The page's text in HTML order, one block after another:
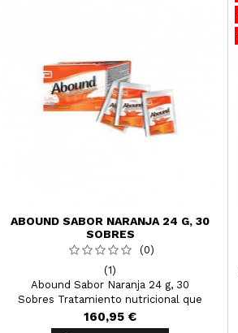
ABOUND SABOR NARANJA 24 G, 30
SOBRES
(0)
(1)
Abound Sabor Naranja 24 g, 30
Sobres Tratamiento nutricional que
contribuye a la cicatrización de las heridas.
160,95 €